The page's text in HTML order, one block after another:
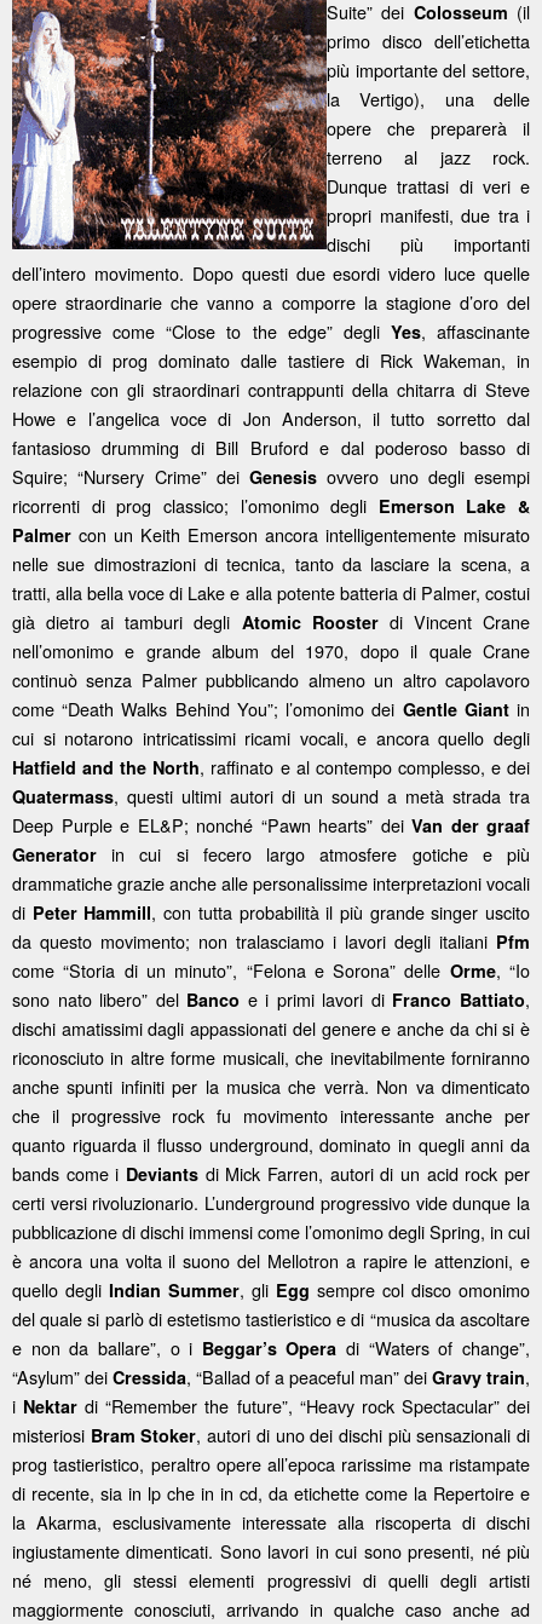
Suite” dei Colosseum (il
primo disco dell’etichetta
più importante del settore,
la Vertigo), una delle
opere che preparerà il
terreno al jazz rock.
Dunque trattasi di veri e
propri manifesti, due tra i
dischi più importanti
dell’intero movimento. Dopo questi due esordi videro luce quelle
opere straordinarie che vanno a comporre la stagione d’oro del
progressive come “Close to the edge” degli Yes, affascinante
esempio di prog dominato dalle tastiere di Rick Wakeman, in
relazione con gli straordinari contrappunti della chitarra di Steve
Howe e l’angelica voce di Jon Anderson, il tutto sorretto dal
fantasioso drumming di Bill Bruford e dal poderoso basso di
Squire; “Nursery Crime” dei Genesis ovvero uno degli esempi
ricorrenti di prog classico; l’omonimo degli Emerson Lake &
Palmer con un Keith Emerson ancora intelligentemente misurato
nelle sue dimostrazioni di tecnica, tanto da lasciare la scena, a
tratti, alla bella voce di Lake e alla potente batteria di Palmer, costui
già dietro ai tamburi degli Atomic Roosterdi Vincent Crane
nell’omonimo e grande album del 1970, dopo il quale Crane
continuò senza Palmer pubblicando almeno un altro capolavoro
come “Death Walks Behind You”; l’omonimo dei Gentle Giantin
cui si notarono intricatissimi ricami vocali, e ancora quello degli
Hatfield and the North, raffinato e al contempo complesso, e dei
Quatermass, questi ultimi autori di un sound a metà strada tra
Deep Purple e EL&P; nonché “Pawn hearts” dei Van der graaf
Generator in cui si fecero largo atmosfere gotiche e più
drammatiche grazie anche alle personalissime interpretazioni vocali
di Peter Hammill, con tutta probabilità il più grande singer uscito
da questo movimento; non tralasciamo i lavori degli italiani Pfm
come “Storia di un minuto”, “Felona e Sorona” delle Orme, “Io
sono nato libero” del Banco e i primi lavori di Franco Battiato,
dischi amatissimi dagli appassionati del genere e anche da chi si è
riconosciuto in altre forme musicali, che inevitabilmente forniranno
anche spunti infiniti per la musica che verrà. Non va dimenticato
che il progressive rock fu movimento interessante anche per
quanto riguarda il flusso underground, dominato in quegli anni da
bands come i Deviants di Mick Farren, autori di un acid rock per
certi versi rivoluzionario. L’underground progressivo vide dunque la
pubblicazione di dischi immensi come l’omonimo degli Spring, in cui
è ancora una volta il suono del Mellotron a rapire le attenzioni, e
quello degli Indian Summer, gli Egg sempre col disco omonimo
del quale si parlò di estetismo tastieristico e di “musica da ascoltare
e non da ballare”, o i Beggar’s Opera di “Waters of change”,
“Asylum” dei Cressida, “Ballad of a peaceful man” dei Gravy train,
i Nektar di “Remember the future”, “Heavy rock Spectacular” dei
misteriosi Bram Stoker, autori di uno dei dischi più sensazionali di
prog tastieristico, peraltro opere all’epoca rarissime ma ristampate
di recente, sia in lp che in in cd, da etichette come la Repertoire e
la Akarma, esclusivamente interessate alla riscoperta di dischi
ingiustamente dimenticati. Sono lavori in cui sono presenti, né più
né meno, gli stessi elementi progressivi di quelli degli artisti
maggiormente conosciuti, arrivando in qualche caso anche ad